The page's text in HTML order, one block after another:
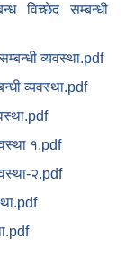
विच्छेद सम्बन्धी
व्यवस्था.pdf
व्यवस्था.pdf
१.pdf
२.pdf